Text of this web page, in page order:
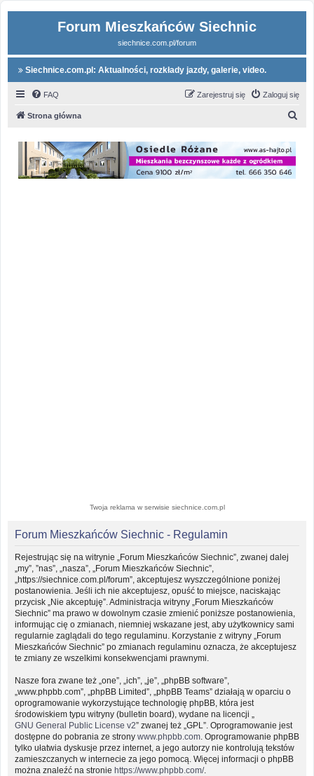
Forum Mieszkańców Siechnic
siechnice.com.pl/forum
Siechnice.com.pl: Aktualności, rozkłady jazdy, galerie, video.
FAQ Zaloguj się
Zarejestruj się
Strona główna
Twoja reklama w serwisie siechnice.com.pl
Forum Mieszkańców Siechnic - Regulamin
Rejestrując się na witrynie „Forum Mieszkańców Siechnic”, zwanej dalej
„my”, ”nas”, „nasza”, „Forum Mieszkańców Siechnic”,
„https://siechnice.com.pl/forum”, akceptujesz wyszczególnione poniżej
postanowienia. Jeśli ich nie akceptujesz, opuść to miejsce, naciskając
przycisk „Nie akceptuję”. Administracja witryny „Forum Mieszkańców
Siechnic” ma prawo w dowolnym czasie zmienić poniższe postanowienia,
informując cię o zmianach, niemniej wskazane jest, aby użytkownicy sami
regularnie zaglądali do tego regulaminu. Korzystanie z witryny „Forum
Mieszkańców Siechnic” po zmianach regulaminu oznacza, że akceptujesz
te zmiany ze wszelkimi konsekwencjami prawnymi.
Nasze fora zwane też „one”, „ich”, „je”, „phpBB software”,
„www.phpbb.com”, „phpBB Limited”, „phpBB Teams” działają w oparciu o
oprogramowanie wykorzystujące technologię phpBB, która jest
środowiskiem typu witryny (bulletin board), wydane na licencji „
GNU General Public License v2” zwanej też „GPL”. Oprogramowanie jest
dostępne do pobrania ze strony www.phpbb.com . Oprogramowanie phpBB
tylko ułatwia dyskusje przez internet, a jego autorzy nie kontrolują tekstów
zamieszczanych w internecie za jego pomocą. Więcej informacji o phpBB
można znaleźć na stronie https://www.phpbb.com/.